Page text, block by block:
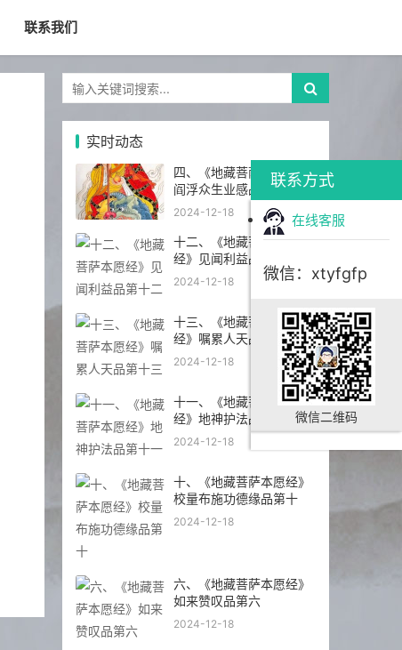
联系我们
实时动态
四、《地藏菩萨本愿经》
阎浮众生业感品第四
2024-12-18
十二、《地藏菩萨本愿
经》见闻利益品第十二
2024-12-18
十三、《地藏菩萨本愿
经》嘱累人天品第十三
2024-12-18
十一、《地藏菩萨本愿
经》地神护法品第十一
2024-12-18
十、《地藏菩萨本愿经》
校量布施功德缘品第十
2024-12-18
六、《地藏菩萨本愿经》
如来赞叹品第六
2024-12-18
联系方式
在线客服
微信：xtyfgfp
微信二维码